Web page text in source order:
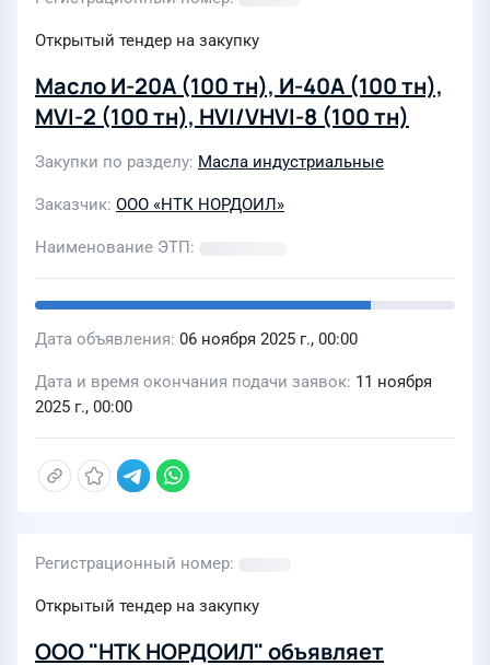
Открытый тендер на закупку
Масло И-20А (100 тн), И-40А (100 тн),
MVI-2 (100 тн), HVI/VHVI-8 (100 тн)
Закупки по разделу Масла индустриальные
Заказчик ООО «НТК НОРДОИЛ»
Наименование ЭТП
Дата объявления 06 ноября 2025 г., 00:00
Дата и время окончания подачи заявок 11 ноября
2025 г., 00:00
Регистрационный номер
Открытый тендер на закупку
ООО "НТК НОРДОИЛ" объявляет